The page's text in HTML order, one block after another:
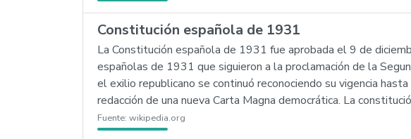
Constitución española de 1931
La Constitución española de 1931 fue aprobada el 9 de
españolas de 1931 que siguieron a la proclamación de la
el exilio republicano se continuó reconociendo su vigencia
redacción de una nueva Carta Magna democrática. La
Fuente: wikipedia.org